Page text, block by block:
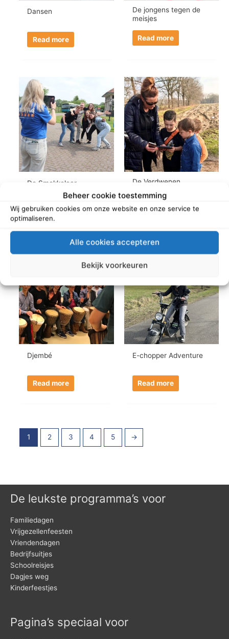
Beheer cookie toestemming
Wij gebruiken cookies om onze website en onze service te
optimaliseren.
Alle cookies accepteren
Bekijk voorkeuren
Dansen
Read more
De jongens tegen de
meisjes
Read more
De Smokkelaar
Read more
De Verdwenen
Verrekijker
Read more
Djembé
Read more
E-chopper Adventure
Read more
1 2 3 4 5 →
De leukste programma’s voor
Familiedagen
Vrijgezellenfeesten
Vriendendagen
Bedrijfsuitjes
Schoolreisjes
Dagjes weg
Kinderfeestjes
Pagina’s speciaal voor